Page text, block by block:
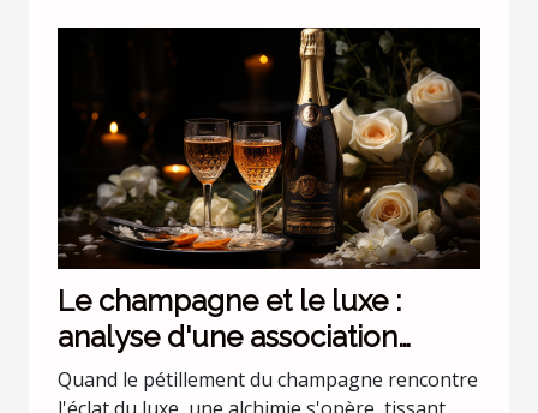
Le champagne et le luxe :
analyse d'une association
incontournable
Quand le pétillement du champagne rencontre